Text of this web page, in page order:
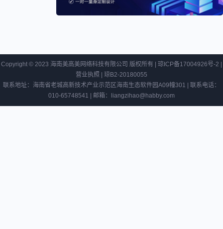
Copyright © 2023 海南美高美网络科技有限公司 版权所有 | 琼ICP备17004926号-2
营业执照
琼B2-20180055
联系地址：海南省老城高新技术产业示范区海南生态软件园A09幢301 | 联系电话：
010-65748541 | 邮箱：liangzihao@habby.com